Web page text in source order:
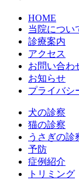
HOME
当院につい
診療案内
アクセス
お問い合わ
お知らせ
プライバシ
犬の診察
猫の診察
うさぎの診
予防
症例紹介
トリミング